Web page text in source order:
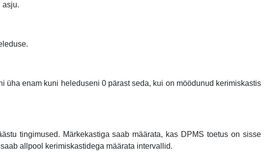
asju.
üha enam kuni heleduseni 0 pärast seda, kui on möödunud kerimiskastis
tingimused. Märkekastiga saab määrata, kas DPMS toetus on sisse
allpool kerimiskastidega määrata intervallid.